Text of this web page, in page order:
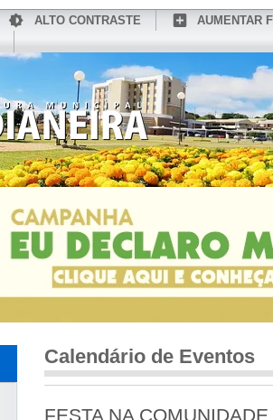
ALTO CONTRASTE AUMENTAR
Calendário de Eventos
FESTA NA